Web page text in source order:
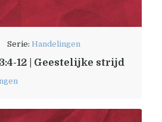
Serie:Handelingen
12 | Geestelijke strijd